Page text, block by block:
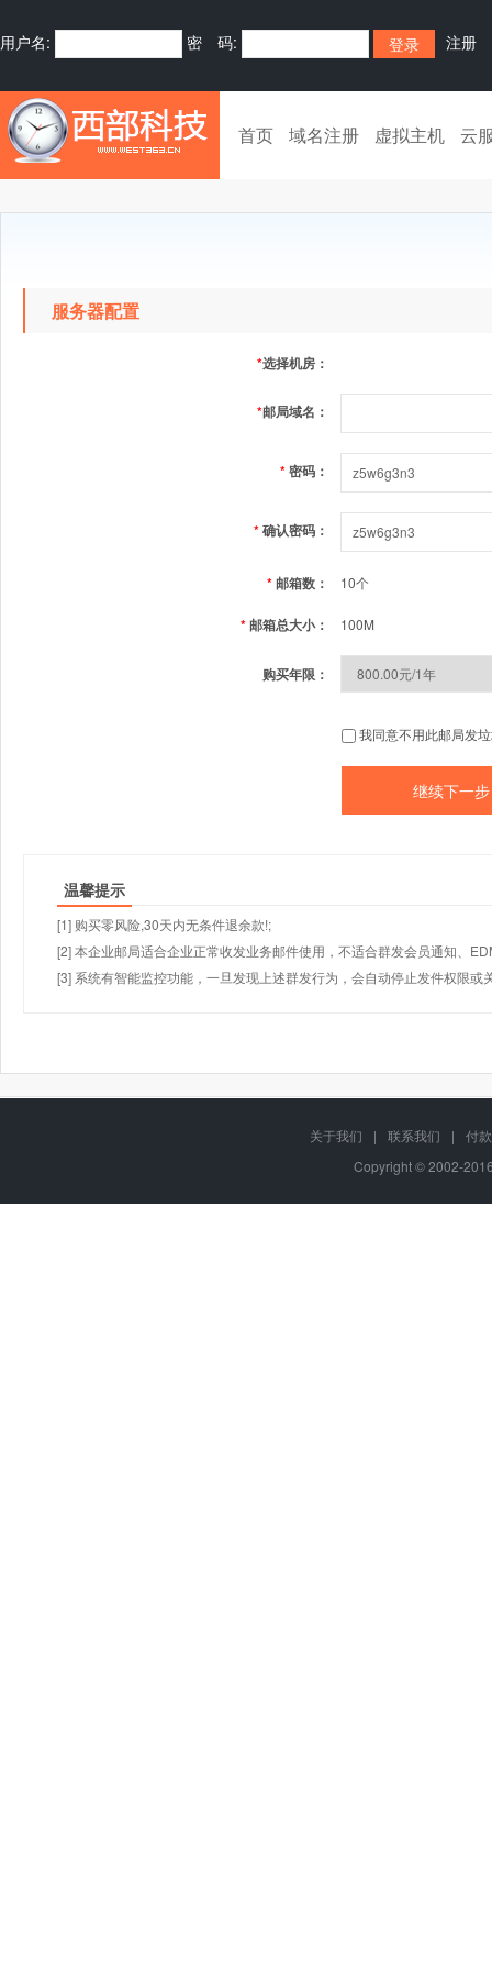
用户名: 密 码: 注册
首页 域名注册 虚拟主机 云
服务器配置
*选择机房：
*邮局域名：
*密码：
*确认密码：
*邮箱数： 10个
*邮箱总大小： 100M
购买年限：
我同意不用此邮局发
温馨提示
[1] 购买零风险,30天内无条件退余款!;
[2] 本企业邮局适合企业正常收发业务邮件使用，不适合群发会员通知、
[3] 系统有智能监控功能，一旦发现上述群发行为，会自动停止发件权限或
关于我们 | 联系我们 |
付
Copyright © 2002-